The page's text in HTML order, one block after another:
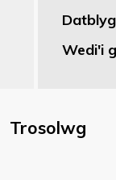
Wedi'i
Trosolwg